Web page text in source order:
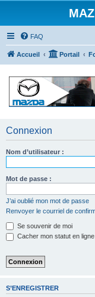
FAQ
Accueil Portail
Connexion
Nom d’utilisateur :
Mot de passe :
J’ai oublié mon mot de passe
Renvoyer le courriel de
Se souvenir de moi
Cacher mon statut en
S’ENREGISTRER